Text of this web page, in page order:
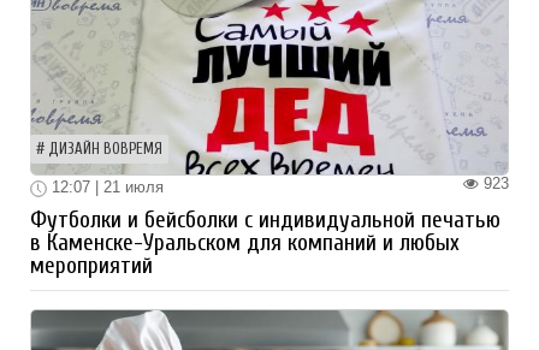
ДИЗАЙН ВОВРЕМЯ
923
12:07 | 21 июля
Футболки и бейсболки с индивидуальной печатью
в Каменске-Уральском для компаний и любых
мероприятий